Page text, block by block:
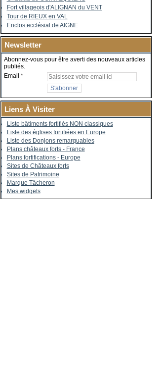
Fort villageois d'ALIGNAN du VENT
Tour de RIEUX en VAL
Enclos ecclésial de AIGNE
Newsletter
Abonnez-vous pour être averti des nouveaux articles
publiés.
Email
Liens À Visiter
Liste bâtiments fortifiés NON classiques
Liste des églises fortifiées en Europe
Liste des Donjons remarquables
Plans châteaux forts - France
Plans fortifications - Europe
Sites de Châteaux forts
Sites de Patrimoine
Marque Tâcheron
Mes widgets